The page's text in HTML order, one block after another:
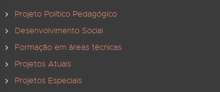
Projeto Político Pedagógico
Desenvolvimento Social
Formação em áreas técnicas
Projetos Atuais
Projetos Especiais